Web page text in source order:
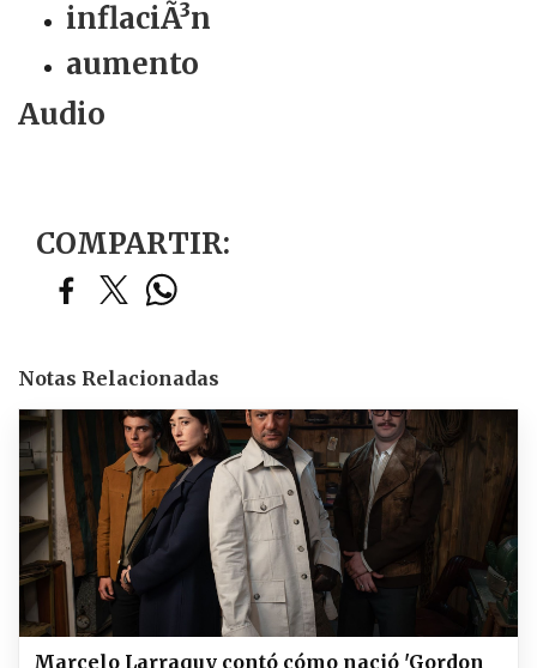
inflaciÃ³n
aumento
Audio
COMPARTIR:
Notas Relacionadas
Marcelo Larraquy contó cómo nació 'Gordon